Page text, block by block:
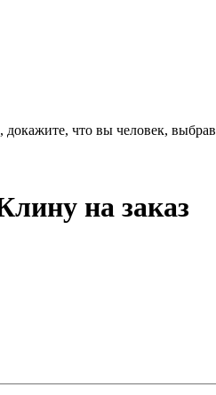
докажите, что вы человек, выбрав
на заказ